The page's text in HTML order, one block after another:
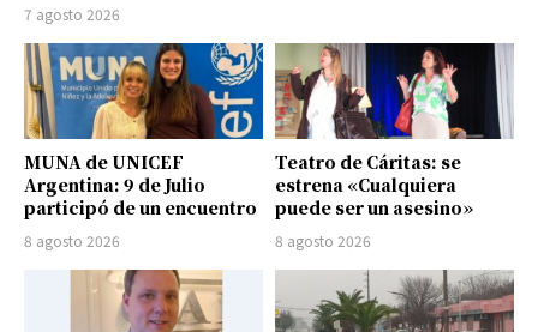
7 agosto 2026
MUNA de UNICEF
Argentina: 9 de Julio
participó de un encuentro
8 agosto 2026
Teatro de Cáritas: se
estrena «Cualquiera
puede ser un asesino»
8 agosto 2026